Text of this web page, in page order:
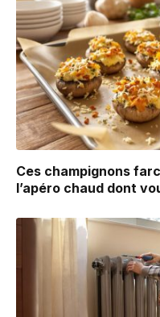
Ces champignons
l’apéro chaud dont